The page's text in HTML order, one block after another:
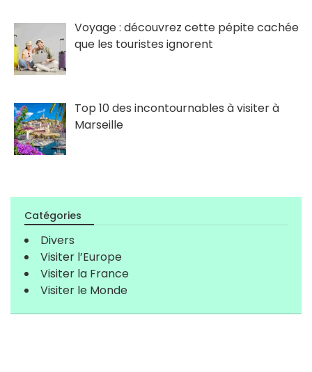
Voyage : découvrez cette pépite cachée
que les touristes ignorent
Top 10 des incontournables à visiter à
Marseille
Catégories
Divers
Visiter l’Europe
Visiter la France
Visiter le Monde